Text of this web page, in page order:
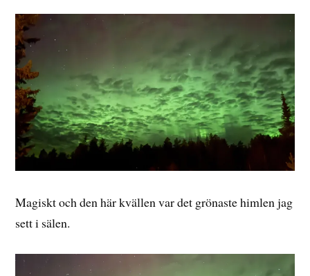
Magiskt och den här kvällen var det grönaste himlen jag
sett i sälen.